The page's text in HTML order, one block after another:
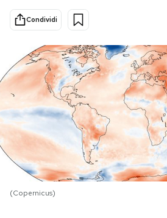
Scienza
Economia
Sport
NEWSLETTER
Condividi
(Copernicus)